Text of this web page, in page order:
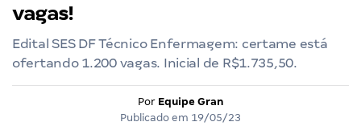
vagas!
Edital SES DF Técnico Enfermagem: certame está
ofertando 1.200 vagas. Inicial de R$1.735,50.
Por Equipe Gran
Publicado em 19/05/23